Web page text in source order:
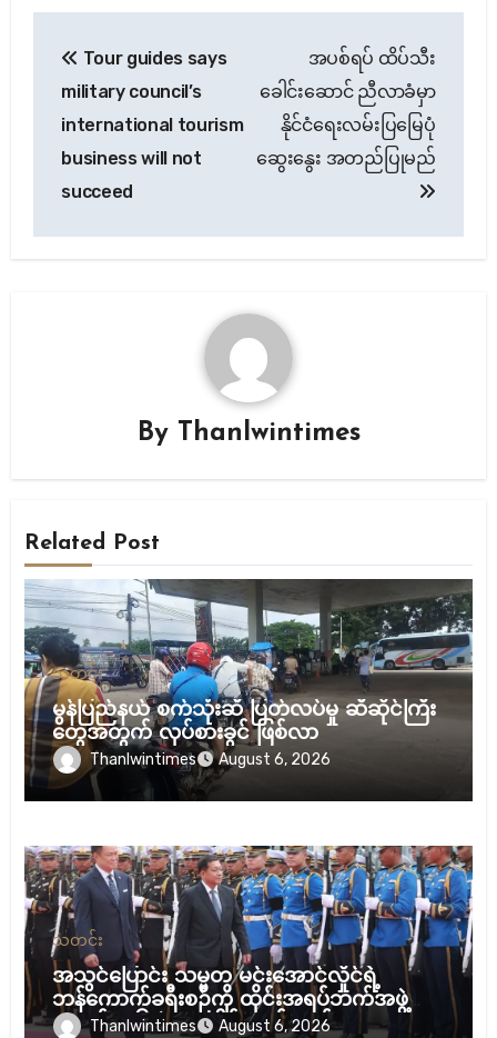
navigation
Tour guides says
military council’s
international tourism
business will not
succeed
အပစ်ရပ် ထိပ်သီး
ခေါင်းဆောင် ညီလာခံမှာ
နိုင်ငံရေးလမ်းပြမြေပုံ
ဆွေးနွေး အတည်ပြုမည်
By Thanlwintimes
Related Post
သတင်း
မွန်ပြည်နယ် စက်သုံးဆီ ပြတ်လပ်မှု ဆီဆိုင်ကြီး
တွေအတွက် လုပ်စားခွင် ဖြစ်လာ
Thanlwintimes August 6, 2026
သတင်း
အသွင်ပြောင်း သမ္မတ မင်းအောင်လှိုင်ရဲ့
ဘန်ကောက်ခရီးစဉ်ကို ထိုင်းအရပ်ဘက်အဖွဲ့
အစည်း ၁၆ ဖွဲ့ ပူးပေါင်း ကန့်ကွက်
Thanlwintimes August 6, 2026